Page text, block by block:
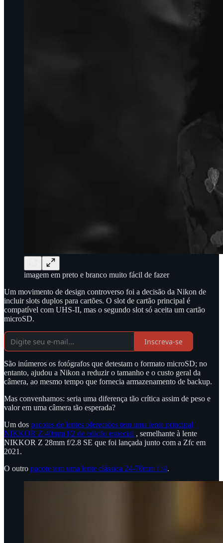
imagem em preto e branco muito fácil de fazer
Um movimento de design controverso foi a decisão da Nikon de
incluir slots duplos para cartões. O slot de cartão principal é
compatível com UHS-II, mas o segundo slot só aceita um cartão
microSD.
Inscreva-se
São inúmeros os fotógrafos que detestam o formato microSD; no
entanto, ajudou a Nikon a reduzir o tamanho e o custo geral da
câmera, ao mesmo tempo que fornecia armazenamento de backup.
Mas convenhamos: seria uma diferença tão crítica assim de peso e
valor em uma câmera tão esperada?
Um dos pacotes de lentes oferecidos tem uma lente principal
NIKKOR Z 40mm f/2 de edição especial , semelhante à lente
NIKKOR Z 28mm f/2.8 SE que foi lançada junto com a Zfc em
2021.
O outro pacote tem uma lente clássica 24-70mm f /4.